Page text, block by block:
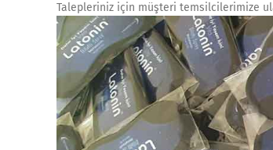
Talepleriniz için müşteri temsilcilerimize